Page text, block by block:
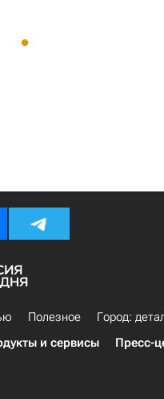
Полезное
Город:
и сервисы Пресс-